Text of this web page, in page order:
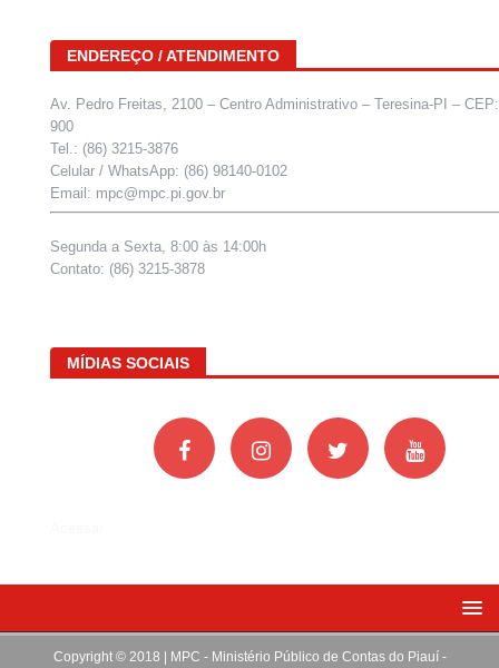
ENDEREÇO / ATENDIMENTO
Av. Pedro Freitas, 2100 – Centro Administrativo – Teresina-PI –
900
Tel.: (86) 3215-3876
Celular / WhatsApp: (86) 98140-0102
Email: mpc@mpc.pi.gov.br
Segunda a Sexta, 8:00 às 14:00h
Contato: (86) 3215-3878
MÍDIAS SOCIAIS
Copyright © 2018 | MPC - Ministério Público de Contas do Piauí -